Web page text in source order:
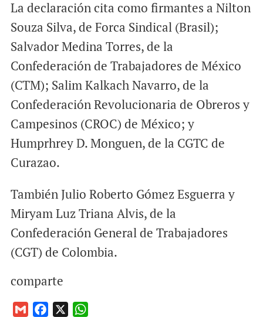
La declaración cita como firmantes a Nilton
Souza Silva, de Forca Sindical (Brasil);
Salvador Medina Torres, de la
Confederación de Trabajadores de México
(CTM); Salim Kalkach Navarro, de la
Confederación Revolucionaria de Obreros y
Campesinos (CROC) de México; y
Humprhrey D. Monguen, de la CGTC de
Curazao.
También Julio Roberto Gómez Esguerra y
Miryam Luz Triana Alvis, de la
Confederación General de Trabajadores
(CGT) de Colombia.
comparte